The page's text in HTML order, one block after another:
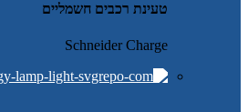
טעינת רכבים חשמליים
Schneider Charge